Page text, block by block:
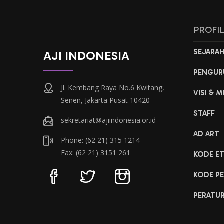
AJI INDONESIA
Jl. Kembang Raya No.6 Kwitang,
Senen, Jakarta Pusat 10420
sekretariat@ajiindonesia.or.id
Phone: (62 21) 315 1214
Fax: (62 21) 3151 261
PROFIL
SEJARAH
VISI &
STAFF
AD ART
KODE
KODE